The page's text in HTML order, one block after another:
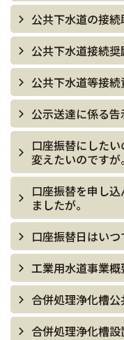
公共下水道の接
公共下水道接続奨
公共下水道等接
公示送達に係る告
口座振替にした
変えたいのですが。
口座振替を申し
ましたが。
口座振替日はいつ
工業用水道事業概
合併処理浄化槽
合併処理浄化槽